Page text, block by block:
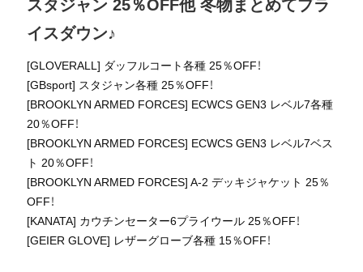
スタジャン 25％OFF他 冬物まとめてプラ
イスダウン♪
[GLOVERALL] ダッフルコート各種 25％OFF！
[GBsport] スタジャン各種 25％OFF！
[BROOKLYN ARMED FORCES] ECWCS GEN3 レベル7各種
20％OFF！
[BROOKLYN ARMED FORCES] ECWCS GEN3 レベル7ベス
ト 20％OFF！
[BROOKLYN ARMED FORCES] A-2 デッキジャケット 25％
OFF！
[KANATA] カウチンセーター6プライウール 25％OFF！
[GEIER GLOVE] レザーグローブ各種 15％OFF！